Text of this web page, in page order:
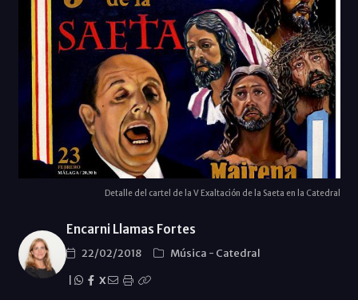
Detalle del cartel de la V Exaltación de la Saeta en la Catedral
Encarni Llamas Fortes
22/02/2018 Música - Catedral
X